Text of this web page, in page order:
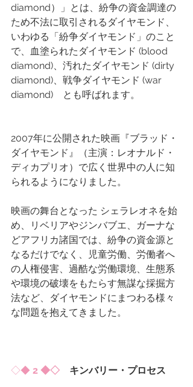
diamond）」とは、紛争の資金調達の
ため不法に取引されるダイヤモンド、
いわゆる「紛争ダイヤモンド」のこと
で、血塗られたダイヤモンド (blood
diamond)、汚れたダイヤモンド (dirty
diamond)、戦争ダイヤモンド (war
diamond)　とも呼ばれます。
2007年に公開された映画『ブラッド・
ダイヤモンド』（主演：レオナルド・
ディカプリオ）で広く世界中の人に知
られるようになりました。
映画の舞台となった シェラレオネを始
め、リベリアやジンバブエ、ガーナな
どアフリカ諸国では、紛争の資金源と
なるだけでなく、児童労働、労働者へ
の人権侵害、過酷な労働環境、生態系
や環境の破壊をもたらす無謀な採掘方
法など、ダイヤモンドにまつわる様々
な問題を抱えてきました。
◇◆ 2 ◆◇ キンバリー・プロセス